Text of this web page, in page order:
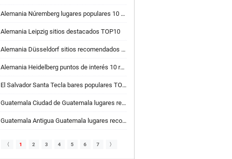
Alemania Núremberg lugares populares 10 recomendados
Alemania Leipzig sitios destacados TOP10
Alemania Düsseldorf sitios recomendados 10 recomendados
Alemania Heidelberg puntos de interés 10 recomendados
El Salvador Santa Tecla bares populares TOP10
Guatemala Ciudad de Guatemala lugares recomendados para actividad 10
Guatemala Antigua Guatemala lugares recomendados de pan y pastelería 10
〈 1 2 3 4 5 6 7 〉